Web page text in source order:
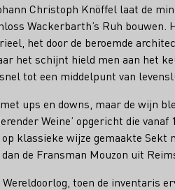
Christoph Knöffel laat de
Wackerbarth’s Ruh
het door de beroemde
het schijnt hield men aan het
tot een middelpunt van
ups en downs, maar de wijn
Weine’ opgericht die
klassieke wijze gemaakte Sekt
de Fransman Mouzon uit
toen de inventaris